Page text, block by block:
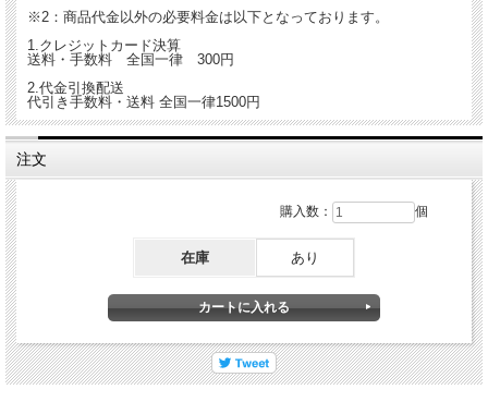
※2：商品代金以外の必要料金は以下となっております。
1.クレジットカード決算
送料・手数料 全国一律 300円
2.代金引換配送
代引き手数料・送料 全国一律1500円
注文
購入数： 個
在庫 あり